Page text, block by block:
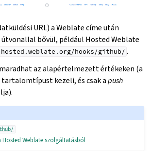
URL) a Weblate címe után
útvonallal bővül, például Hosted Weblate
hooks/github/ .
az alapértelmezett értékeken (a
kezeli, és csak apush
Hosted Weblate szolgáltatásból